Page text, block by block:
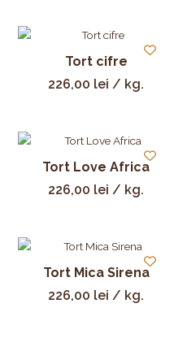
Tort cifre
226,00 lei / kg.
Tort Love Africa
226,00 lei / kg.
Tort Mica Sirena
226,00 lei / kg.